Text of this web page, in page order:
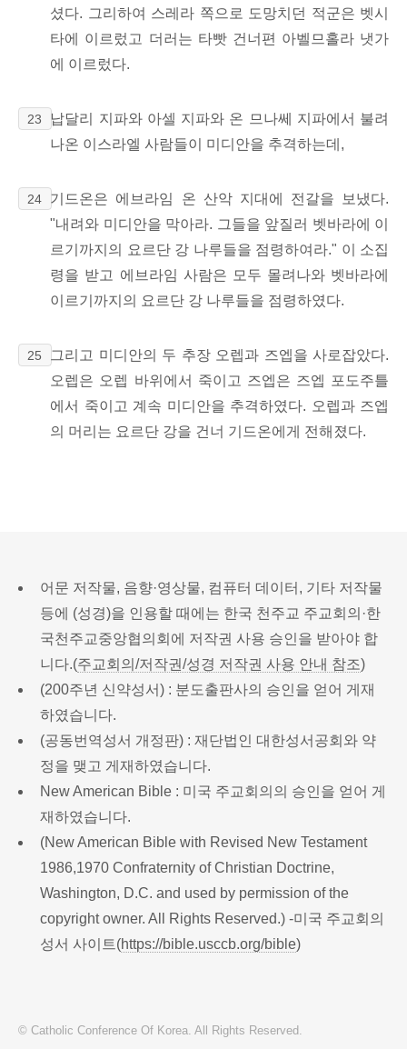
셨다. 그리하여 스레라 쪽으로 도망치던 적군은 벳시
타에 이르렀고 더러는 타빳 건너편 아벨므홀라 냇가
에 이르렀다.
23
납달리 지파와 아셀 지파와 온 므나쎄 지파에서 불려
나온 이스라엘 사람들이 미디안을 추격하는데,
24
기드온은 에브라임 온 산악 지대에 전갈을 보냈다.
"내려와 미디안을 막아라. 그들을 앞질러 벳바라에 이
르기까지의 요르단 강 나루들을 점령하여라." 이 소집
령을 받고 에브라임 사람은 모두 몰려나와 벳바라에
이르기까지의 요르단 강 나루들을 점령하였다.
25
그리고 미디안의 두 추장 오렙과 즈엡을 사로잡았다.
오렙은 오렙 바위에서 죽이고 즈엡은 즈엡 포도주틀
에서 죽이고 계속 미디안을 추격하였다. 오렙과 즈엡
의 머리는 요르단 강을 건너 기드온에게 전해졌다.
어문 저작물, 음향·영상물, 컴퓨터 데이터, 기타 저작물
등에 (성경)을 인용할 때에는 한국 천주교 주교회의·한
국천주교중앙협의회에 저작권 사용 승인을 받아야 합
니다.(주교회의/저작권/성경 저작권 사용 안내 참조)
(200주년 신약성서) : 분도출판사의 승인을 얻어 게재
하였습니다.
(공동번역성서 개정판) : 재단법인 대한성서공회와 약
정을 맺고 게재하였습니다.
New American Bible : 미국 주교회의의 승인을 얻어 게
재하였습니다.
(New American Bible with Revised New Testament
1986,1970 Confraternity of Christian Doctrine,
Washington, D.C. and used by permission of the
copyright owner. All Rights Reserved.) -미국 주교회의
성서 사이트(https://bible.usccb.org/bible)
© Catholic Conference Of Korea. All Rights Reserved.